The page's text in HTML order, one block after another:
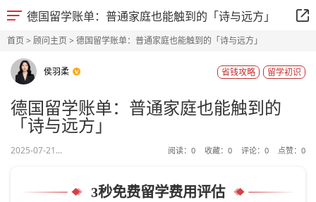
德国留学账单：普通家庭也能触到的「诗与远方」
首页> 顾问主页> 德国留学账单：普通家庭也能触到的「诗与远方」
侯羽柔 留学初识
省钱攻略
德国留学账单：普通家庭也能触到的
「诗与远方」
2025-07-21... 阅读： 0 收藏： 0 评论： 0 点赞： 0
3秒免费留学费用评估